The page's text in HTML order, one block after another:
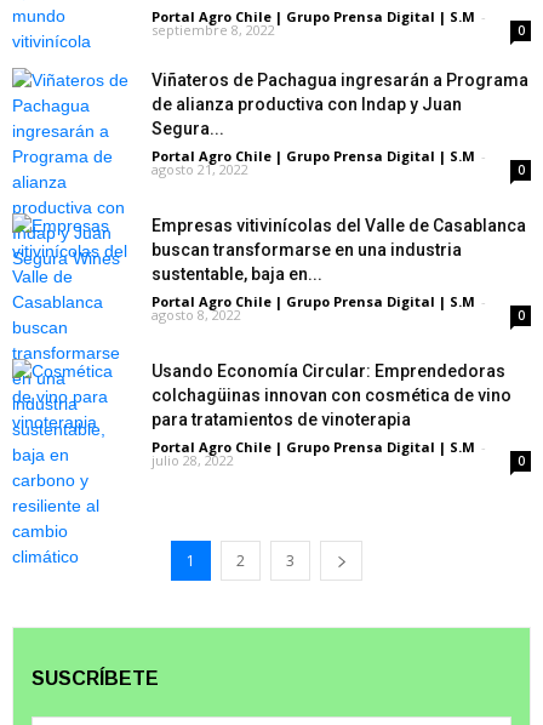
Portal Agro Chile | Grupo Prensa Digital | S.M -
septiembre 8, 2022 0
Viñateros de Pachagua ingresarán a Programa
de alianza productiva con Indap y Juan
Segura...
Portal Agro Chile | Grupo Prensa Digital | S.M -
agosto 21, 2022 0
Empresas vitivinícolas del Valle de Casablanca
buscan transformarse en una industria
sustentable, baja en...
Portal Agro Chile | Grupo Prensa Digital | S.M -
agosto 8, 2022 0
Usando Economía Circular: Emprendedoras
colchagüinas innovan con cosmética de vino
para tratamientos de vinoterapia
Portal Agro Chile | Grupo Prensa Digital | S.M -
julio 28, 2022 0
1 2 3
SUSCRÍBETE